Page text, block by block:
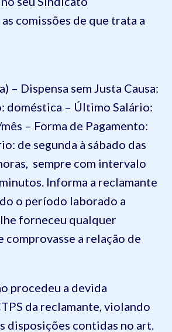
comissões de que trata a
– Dispensa sem Justa Causa:
doméstica – Último Salário:
– Forma de Pagamento:
de segunda à sábado das
sempre com intervalo
Informa a reclamante
o período laborado a
forneceu qualquer
comprovasse a relação de
procedeu a devida
da reclamante, violando
disposições contidas no art.